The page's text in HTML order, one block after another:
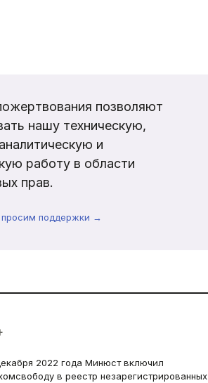
позволяют
нашу техническую,
и
работу в области
прав.
просим поддержки →
2022 года Минюст включил
в реестр незарегистрированных